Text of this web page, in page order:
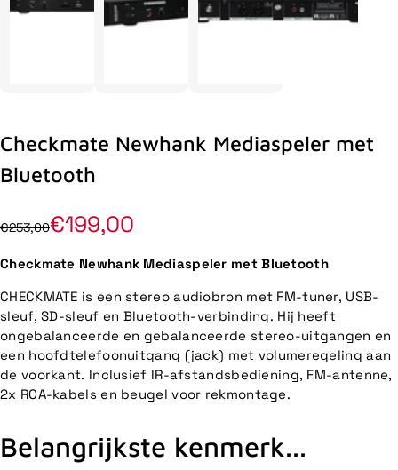
Checkmate Newhank Mediaspeler met
Bluetooth
€253,00€199,00
Checkmate Newhank Mediaspeler met Bluetooth
CHECKMATE is een stereo audiobron met FM-tuner, USB-
sleuf, SD-sleuf en Bluetooth-verbinding. Hij heeft
ongebalanceerde en gebalanceerde stereo-uitgangen en
een hoofdtelefoonuitgang (jack) met volumeregeling aan
de voorkant. Inclusief IR-afstandsbediening, FM-antenne,
2x RCA-kabels en beugel voor rekmontage.
Belangrijkste kenmerk...